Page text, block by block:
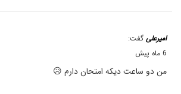
امیرعلی گفت:
6 ماه پیش
من دو ساعت دیکه امتحان دارم 😥